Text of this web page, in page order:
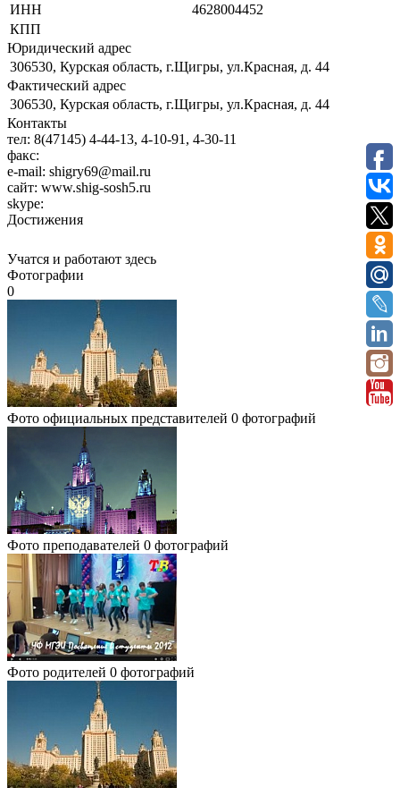
ИНН
4628004452
КПП
Юридический адрес
306530, Курская область, г.Щигры, ул.Красная, д. 44
Фактический адрес
306530, Курская область, г.Щигры, ул.Красная, д. 44
Контакты
тел: 8(47145) 4-44-13, 4-10-91, 4-30-11
факс:
e-mail: shigry69@mail.ru
сайт: www.shig-sosh5.ru
skype:
Достижения
Учатся и работают здесь
Фотографии
0
Фото официальных представителей 0 фотографий
Фото преподавателей 0 фотографий
Фото родителей 0 фотографий